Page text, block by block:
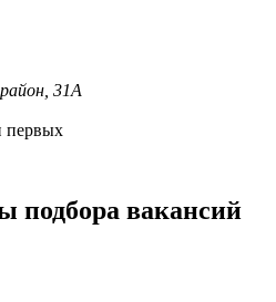
31А
первых
подбора вакансий